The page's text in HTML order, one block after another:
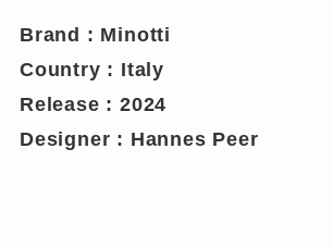
Brand : Minotti
Country : Italy
Release : 2024
Designer : Hannes Peer